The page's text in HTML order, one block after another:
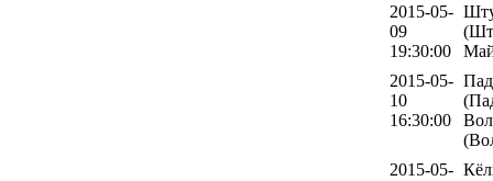
2015-05-
09
19:30:00
2015-05-
10
16:30:00
2015-05-